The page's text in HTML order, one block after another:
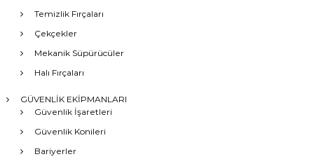
Temizlik Fırçaları
Çekçekler
Mekanik Süpürücüler
Halı Fırçaları
GÜVENLİK EKİPMANLARI
Güvenlik İşaretleri
Güvenlik Konileri
Bariyerler